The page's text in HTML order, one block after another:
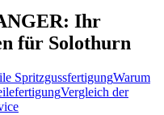
Ihr
für Solothurn
SpritzgussfertigungWarum
Vergleich der